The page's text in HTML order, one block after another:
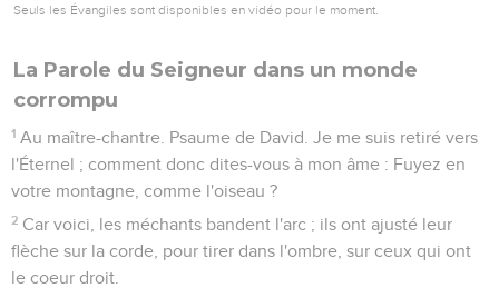
Seuls les Évangiles sont disponibles en vidéo pour le moment.
La Parole du Seigneur dans un monde
corrompu
1 Au maître-chantre. Psaume de David. Je me suis retiré vers
l'Éternel ; comment donc dites-vous à mon âme : Fuyez en
votre montagne, comme l'oiseau ?
2 Car voici, les méchants bandent l'arc ; ils ont ajusté leur
flèche sur la corde, pour tirer dans l'ombre, sur ceux qui ont
le coeur droit.